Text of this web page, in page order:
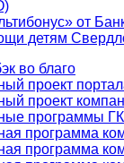
от
детям
во благо
проект
проект
программы
программа
программа